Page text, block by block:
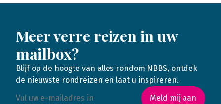
Meer verre reizen in uw
mailbox?
Blijf op de hoogte van alles rondom NBBS, ontdek
de nieuwste rondreizen en laat u inspireren.
Meld mij aan